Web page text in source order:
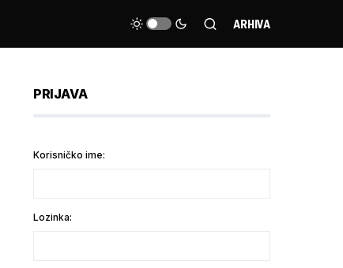
ARHIVA
PRIJAVA
Korisničko ime:
Lozinka: